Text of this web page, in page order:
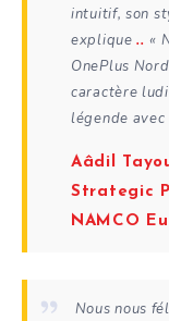
intuitif, son
explique..«
OnePlus
caractère
légende
Aâdil
Strategic
NAMCO
Nous nous